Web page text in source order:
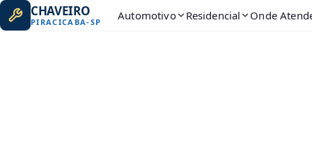
CHAVEIRO
PIRACICABA-SP Automotivo Residencial Onde